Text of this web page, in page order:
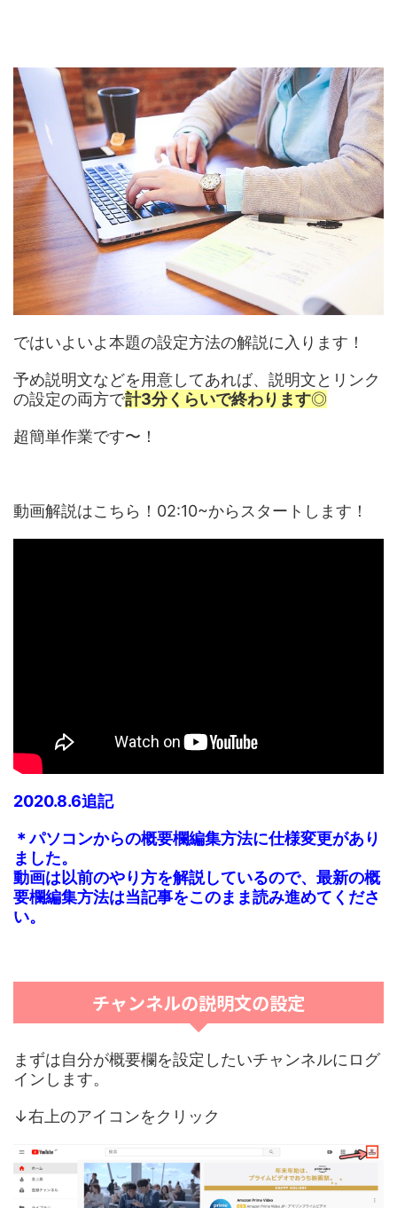
ではいよいよ本題の設定方法の解説に入ります！
予め説明文などを用意してあれば、説明文とリンク
の設定の両方で計3分くらいで終わります◎
超簡単作業です〜！
動画解説はこちら！02:10~からスタートします！
2020.8.6追記
＊パソコンからの概要欄編集方法に仕様変更があり
ました。
動画は以前のやり方を解説しているので、最新の概
要欄編集方法は当記事をこのまま読み進めてくださ
い。
チャンネルの説明文の設定
まずは自分が概要欄を設定したいチャンネルにログ
インします。
↓右上のアイコンをクリック